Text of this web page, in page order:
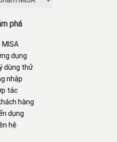
phá
MISA
dụng
dùng thử
nhập
tác
hàng
dụng
hệ